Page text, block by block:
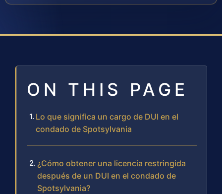
ON THIS PAGE
Lo que significa un cargo de DUI en el
condado de Spotsylvania
¿Cómo obtener una licencia restringida
después de un DUI en el condado de
Spotsylvania?